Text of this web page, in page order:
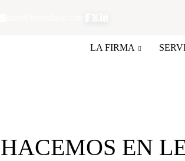
LA FIRMA
EN